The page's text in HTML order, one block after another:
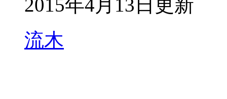
2015年4月13日更新
流木